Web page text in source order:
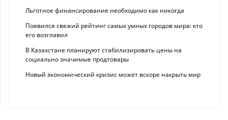
Льготное финансирование необходимо как никогда
Появился свежий рейтинг самых умных городов мира: кто
его возглавил
В Казахстане планируют стабилизировать цены на
социально значимые продтовары
Новый экономический кризис может вскоре накрыть мир